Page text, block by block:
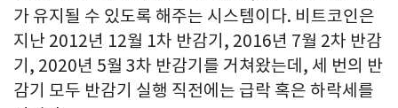
가 유지될 수 있도록 해주는 시스템이다. 비트코인은
지난 2012년 12월 1차 반감기, 2016년 7월 2차 반감
기, 2020년 5월 3차 반감기를 거쳐왔는데, 세 번의 반
감기 모두 반감기 실행 직전에는 급락 혹은 하락세를